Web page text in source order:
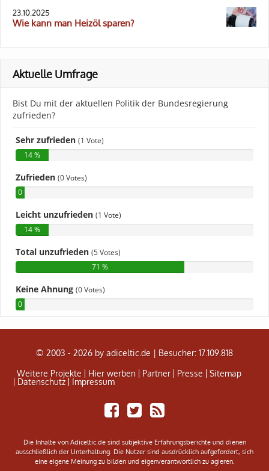
23.10.2025
Wie kann man Heizöl sparen?
Aktuelle Umfrage
© 2003 - 2026 by adiceltic.de | Besucher: 17.109.818
Weitere Projekte
Hier werben Partner Presse
Sitemap
Datenschutz
Impressum
Share
on
TweetAdiceltic
RSS
Die Inhalte von Adiceltic.de sind subjektive Erfahrungsberichte und dienen
ausschließlich der Unterhaltung. Die Nutzer sind ausdrücklich aufgefordert, sich
eine eigene Meinung zu bilden und eigenverantwortlich zu agieren.